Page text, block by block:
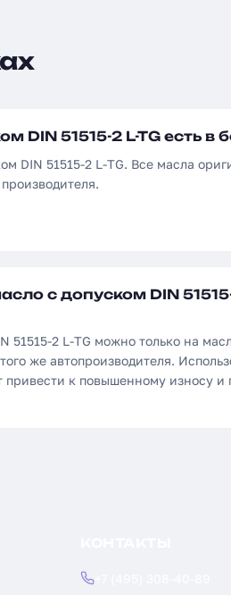
DIN 51515-2 L-TG есть в
DIN 51515-2 L-TG. Все масла
с допуском DIN 51515-
51515-2 L-TG можно только на
же автопроизводителя.
привести к повышенному износу и